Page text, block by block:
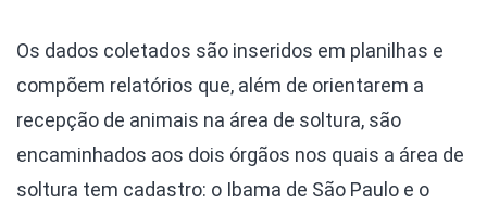
Os dados coletados são inseridos em planilhas e
compõem relatórios que, além de orientarem a
recepção de animais na área de soltura, são
encaminhados aos dois órgãos nos quais a área de
soltura tem cadastro: o Ibama de São Paulo e o